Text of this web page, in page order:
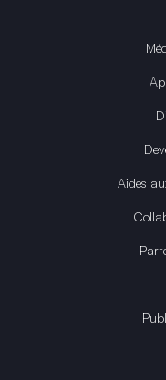
Aides